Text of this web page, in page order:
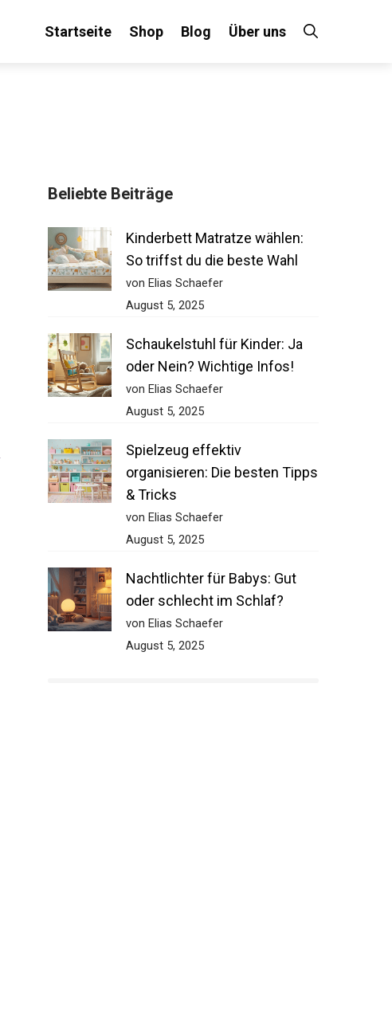
Startseite Shop Blog Über uns
Beliebte Beiträge
Kinderbett Matratze wählen:
So triffst du die beste Wahl
von Elias Schaefer
August 5, 2025
Schaukelstuhl für Kinder: Ja
oder Nein? Wichtige Infos!
von Elias Schaefer
August 5, 2025
Spielzeug effektiv
organisieren: Die besten Tipps
& Tricks
von Elias Schaefer
August 5, 2025
Nachtlichter für Babys: Gut
oder schlecht im Schlaf?
von Elias Schaefer
August 5, 2025